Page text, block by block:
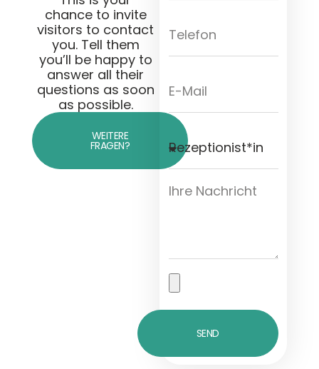
chance to invite
visitors to contact
you. Tell them
you’ll be happy to
answer all their
questions as soon
as possible.
WEITERE
FRAGEN?
SEND